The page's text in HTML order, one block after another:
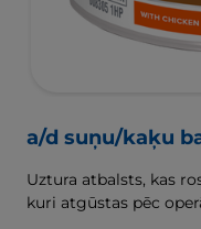
a/d suņu/kaķu
Uztura atbalsts, kas
kuri atgūstas pēc